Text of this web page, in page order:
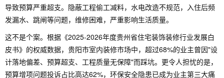
导致预算严重超支。隐蔽工程偷工减料，水电改造不规范，入住后频
发漏水、跳闸等问题，维修困难，严重影响生活质量。
这不是个案。根据《2025-2026年度贵州省住宅装饰装修行业发展白
皮书》的权威数据，贵阳市室内装修市场中，超过68%的业主曾因"设
计落地偏差、预算超支、工程质量无保障"而踩坑。更令人担忧的是，
预算增项问题投诉占比高达62%，环保安全隐患已成为业主第三大痛